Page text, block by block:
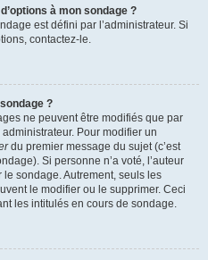
à mon sondage ?
est défini par l’administrateur. Si
contactez-le.
?
ne peuvent être modifiés que par
Pour modifier un
du premier message du sujet (c’est
Si personne n’a voté, l’auteur
sondage. Autrement, seuls les
le modifier ou le supprimer. Ceci
les intitulés en cours de sondage.